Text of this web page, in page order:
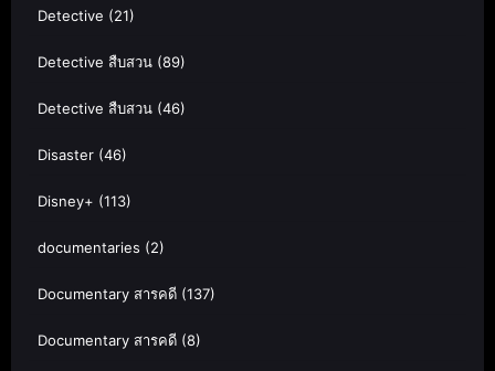
Detective (21)
Detective สืบสวน (89)
Detective สืบสวน (46)
Disaster (46)
Disney+ (113)
documentaries (2)
Documentary สารคดี (137)
Documentary สารคดี (8)